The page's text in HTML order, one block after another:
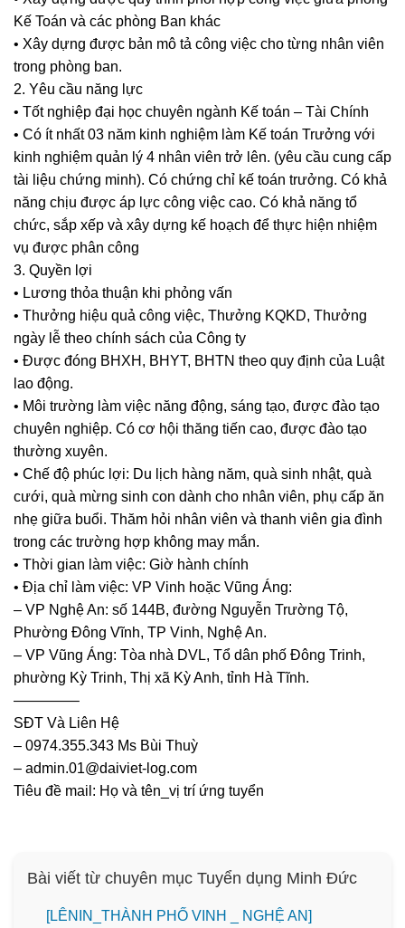
Kế Toán và các phòng Ban khác
• Xây dựng được bản mô tả công việc cho từng nhân viên
trong phòng ban.
2. Yêu cầu năng lực
• Tốt nghiệp đại học chuyên ngành Kế toán – Tài Chính
• Có ít nhất 03 năm kinh nghiệm làm Kế toán Trưởng với
kinh nghiệm quản lý 4 nhân viên trở lên. (yêu cầu cung cấp
tài liệu chứng minh). Có chứng chỉ kế toán trưởng. Có khả
năng chịu được áp lực công việc cao. Có khả năng tổ
chức, sắp xếp và xây dựng kế hoạch để thực hiện nhiệm
vụ được phân công
3. Quyền lợi
• Lương thỏa thuận khi phỏng vấn
• Thưởng hiệu quả công việc, Thưởng KQKD, Thưởng
ngày lễ theo chính sách của Công ty
• Được đóng BHXH, BHYT, BHTN theo quy định của Luật
lao động.
• Môi trường làm việc năng động, sáng tạo, được đào tạo
chuyên nghiệp. Có cơ hội thăng tiến cao, được đào tạo
thường xuyên.
• Chế độ phúc lợi: Du lịch hàng năm, quà sinh nhật, quà
cưới, quà mừng sinh con dành cho nhân viên, phụ cấp ăn
nhẹ giữa buổi. Thăm hỏi nhân viên và thanh viên gia đình
trong các trường hợp không may mắn.
• Thời gian làm việc: Giờ hành chính
• Địa chỉ làm việc: VP Vinh hoặc Vũng Áng:
– VP Nghệ An: số 144B, đường Nguyễn Trường Tộ,
Phường Đông Vĩnh, TP Vinh, Nghệ An.
– VP Vũng Áng: Tòa nhà DVL, Tổ dân phố Đông Trinh,
phường Kỳ Trinh, Thị xã Kỳ Anh, tỉnh Hà Tĩnh.
————–
SĐT Và Liên Hệ
– 0974.355.343 Ms Bùi Thuỳ
– admin.01@daiviet-log.com
Tiêu đề mail: Họ và tên_vị trí ứng tuyển
Bài viết từ chuyên mục Tuyển dụng Minh Đức
️[LÊNIN_THÀNH PHỐ VINH _ NGHỆ AN]